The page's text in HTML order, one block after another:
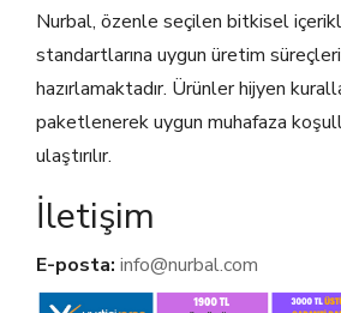
Nurbal, özenle seçilen bitkisel
standartlarına uygun üretim
hazırlamaktadır. Ürünler hijyen
paketlenerek uygun muhafaza
ulaştırılır.
İletişim
E-posta: info@nurbal.com